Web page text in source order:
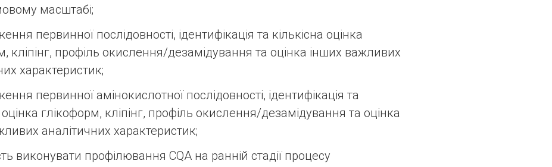
масштабі;
первинної послідовності, ідентифікація та кількісна оцінка
кліпінг, профіль окислення/дезамідування та оцінка інших важливих
характеристик;
первинної амінокислотної послідовності, ідентифікація та
оцінка глікоформ, кліпінг, профіль окислення/дезамідування та оцінка
аналітичних характеристик;
виконувати профілювання CQA на ранній стадії процесу